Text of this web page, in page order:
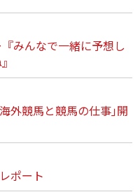
みんなで一緒に予想し
外競馬と競馬の仕事｣開
ポート